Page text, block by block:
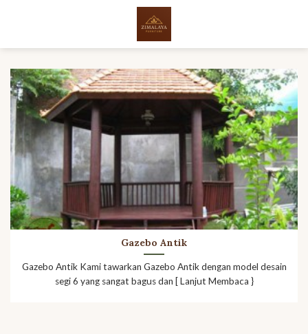
Gazebo Antik
Gazebo Antik Kami tawarkan Gazebo Antik dengan model desain
segi 6 yang sangat bagus dan [ Lanjut Membaca }